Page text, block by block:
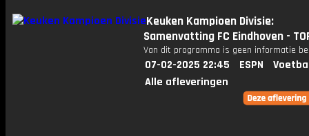
Keuken Kampioen Divisie:
Samenvatting FC Eindhoven -
Van dit programma is geen informatie
07-02-2025 22:45 ESPN
Alle afleveringen